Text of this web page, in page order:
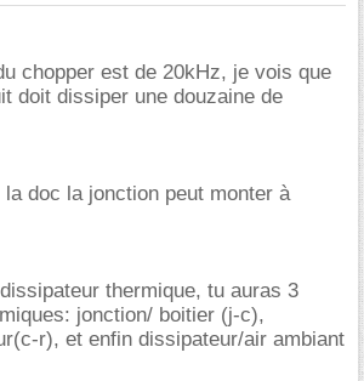
chopper est de 20kHz, je vois que
doit dissiper une douzaine de
la doc la jonction peut monter à
thermique, tu auras 3
jonction/ boitier (j-c),
r), et enfin dissipateur/air ambiant